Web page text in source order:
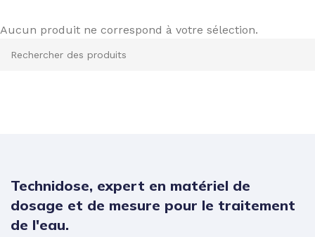
Aucun produit ne correspond à votre sélection.
Technidose, expert en matériel de
dosage et de mesure pour le traitement
de l'eau.